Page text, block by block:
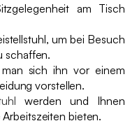
am Tisch
um bei Besuch
schaffen.
sich ihn vor einem
vorstellen.
werden und Ihnen
bieten.